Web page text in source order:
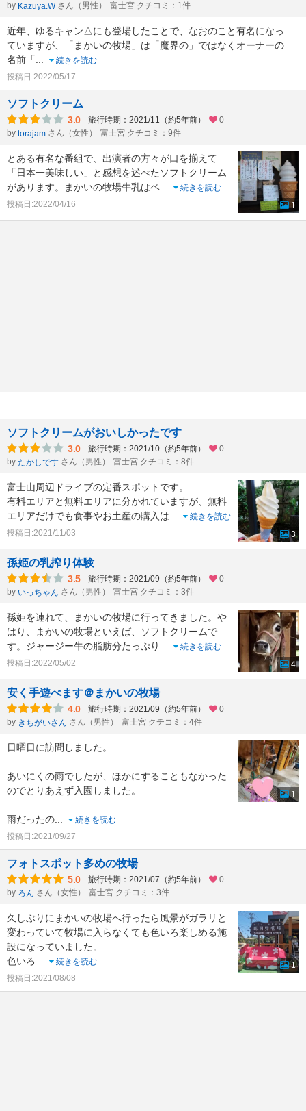
by Kazuya.W さん（男性） 富士宮 クチコミ：1件
近年、ゆるキャン△にも登場したことで、なおのこと有名になっ
ていますが、「まかいの牧場」は「魔界の」ではなくオーナーの
名前「...
続きを読む
投稿日:2022/05/17
ソフトクリーム
3.0 旅行時期：2021/11（約5年前）
0
by torajam さん（女性） 富士宮 クチコミ：9件
とある有名な番組で、出演者の方々が口を揃えて
「日本一美味しい」と感想を述べたソフトクリーム
があります。まかいの牧場牛乳はベ...
続きを読む
投稿日:2022/04/16
1
ソフトクリームがおいしかったです
3.0 旅行時期：2021/10（約5年前）
0
by たかしです さん（男性） 富士宮 クチコミ：8件
富士山周辺ドライブの定番スポットです。
有料エリアと無料エリアに分かれていますが、無料
エリアだけでも食事やお土産の購入は...
続きを読む
投稿日:2021/11/03
3
孫姫の乳搾り体験
3.5 旅行時期：2021/09（約5年前）
0
by いっちゃん さん（男性） 富士宮 クチコミ：3件
孫姫を連れて、まかいの牧場に行ってきました。や
はり、まかいの牧場といえば、ソフトクリームで
す。ジャージー牛の脂肪分たっぷり ...
続きを読む
投稿日:2022/05/02
4
安く手遊べます＠まかいの牧場
4.0 旅行時期：2021/09（約5年前）
0
by きちがいさん さん（男性） 富士宮 クチコミ：4件
日曜日に訪問しました。
あいにくの雨でしたが、ほかにすることもなかった
のでとりあえず入園しました。
雨だったの...
続きを読む
投稿日:2021/09/27
1
フォトスポット多めの牧場
5.0 旅行時期：2021/07（約5年前）
0
by ろん さん（女性） 富士宮 クチコミ：3件
久しぶりにまかいの牧場へ行ったら風景がガラリと
変わっていて牧場に入らなくても色いろ楽しめる施
設になっていました。
色いろ...
続きを読む
投稿日:2021/08/08
1